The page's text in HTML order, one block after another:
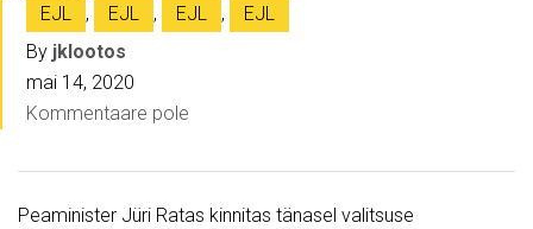
EJL , EJL , EJL ,
EJL
By jklootos
mai 14, 2020
Kommentaare pole
Peaminister Jüri Ratas kinnitas tänasel valitsuse